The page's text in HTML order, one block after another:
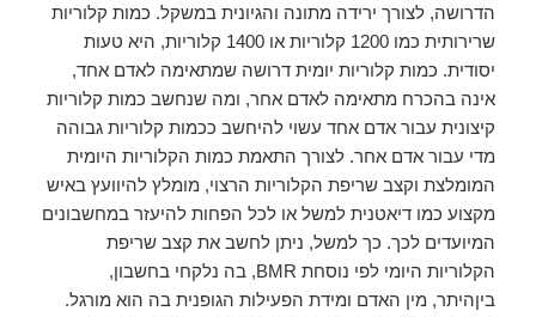
הדרושה, לצורך ירידה מתונה והגיונית במשקל. כמות קלוריות
שרירותית כמו 1200 קלוריות או 1400 קלוריות, היא טעות
יסודית. כמות קלוריות יומית דרושה שמתאימה לאדם אחד,
אינה בהכרח מתאימה לאדם אחר, ומה שנחשב כמות קלוריות
קיצונית עבור אדם אחד עשוי להיחשב ככמות קלוריות גבוהה
מדי עבור אדם אחר. לצורך התאמת כמות הקלוריות היומית
המומלצת וקצב שריפת הקלוריות הרצוי, מומלץ להיוועץ באיש
מקצוע כמו דיאטנית למשל או לכל הפחות להיעזר במחשבונים
המיועדים לכך. כך למשל, ניתן לחשב את קצב שריפת
הקלוריות היומי לפי נוסחת BMR, בה נלקחי בחשבון,
ביןהיתר, מין האדם ומידת הפעילות הגופנית בה הוא מורגל.